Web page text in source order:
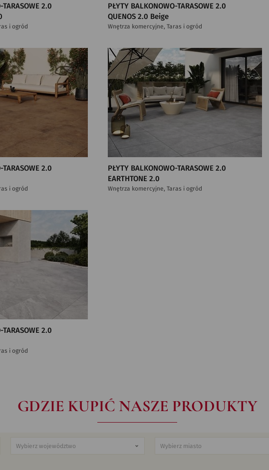
TARASOWE 2.0
i ogród
PŁYTY BALKONOWO-TARASOWE 2.0
QUENOS 2.0 Beige
Wnętrza komercyjne, Taras i ogród
TARASOWE 2.0
i ogród
PŁYTY BALKONOWO-TARASOWE 2.0
EARTHTONE 2.0
Wnętrza komercyjne, Taras i ogród
TARASOWE 2.0
i ogród
GDZIE KUPIĆ NASZE PRODUKTY